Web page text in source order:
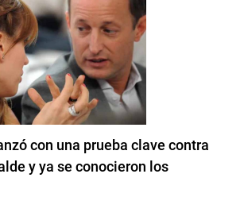
con una prueba clave contra
y ya se conocieron los